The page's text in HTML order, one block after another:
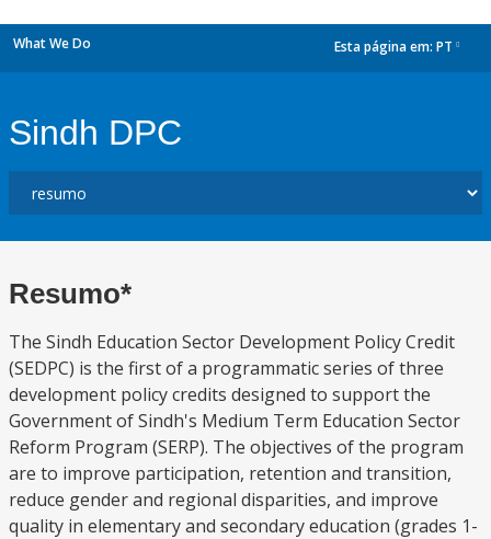
What We Do Esta página em: PT
Sindh DPC
Resumo*
The Sindh Education Sector Development Policy Credit
(SEDPC) is the first of a programmatic series of three
development policy credits designed to support the
Government of Sindh's Medium Term Education Sector
Reform Program (SERP). The objectives of the program
are to improve participation, retention and transition,
reduce gender and regional disparities, and improve
quality in elementary and secondary education (grades 1-